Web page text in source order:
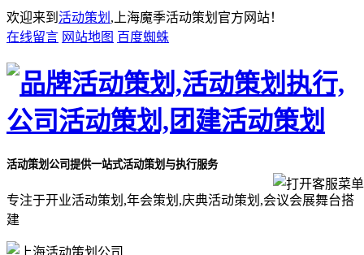
欢迎来到 活动策划 ,上海魔季活动策划官方网站！
在线留言 网站地图 百度蜘蛛
活动策划公司提供一站式活动策划与执行服务
专注于开业活动策划,年会策划,庆典活动策划,会议会展舞台搭
建